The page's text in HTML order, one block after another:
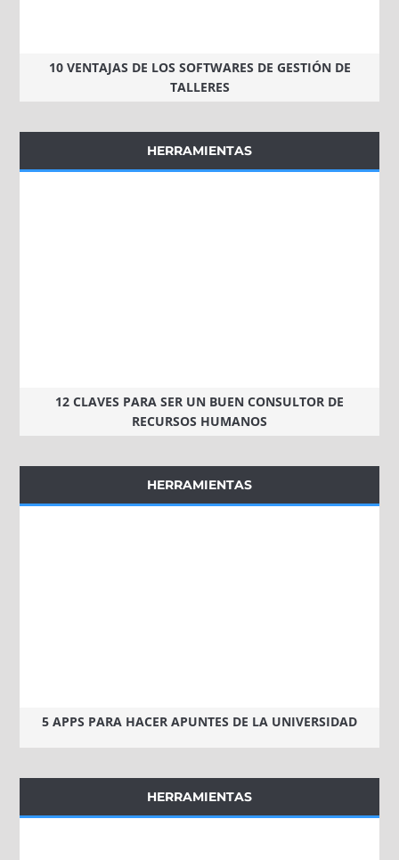
10 VENTAJAS DE LOS SOFTWARES DE GESTIÓN DE
TALLERES
HERRAMIENTAS
12 CLAVES PARA SER UN BUEN CONSULTOR DE
RECURSOS HUMANOS
HERRAMIENTAS
5 APPS PARA HACER APUNTES DE LA UNIVERSIDAD
HERRAMIENTAS